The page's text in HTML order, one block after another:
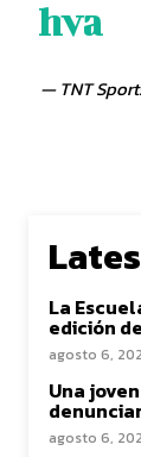
hva
— TNT
La
edición
agosto 6,
Una
agosto 6,